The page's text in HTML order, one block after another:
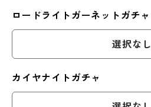
ロードライトガーネットガチャ
選択なし
カイヤナイトガチャ